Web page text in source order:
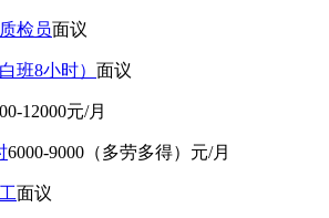
检员面议
班8小时） 面议
12000元/月
6000-9000（多劳多得）元/月
面议